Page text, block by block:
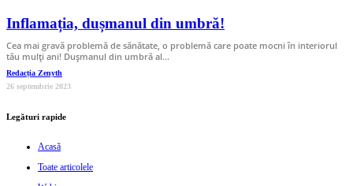
Inflamația, dușmanul din umbră!
Cea mai gravă problemă de sănătate, o problemă care poate mocni în interiorul
tău mulți ani! Dușmanul din umbră al…
Redacția Zenyth
26 septembrie 2023
Legături rapide
Acasă
Toate articolele